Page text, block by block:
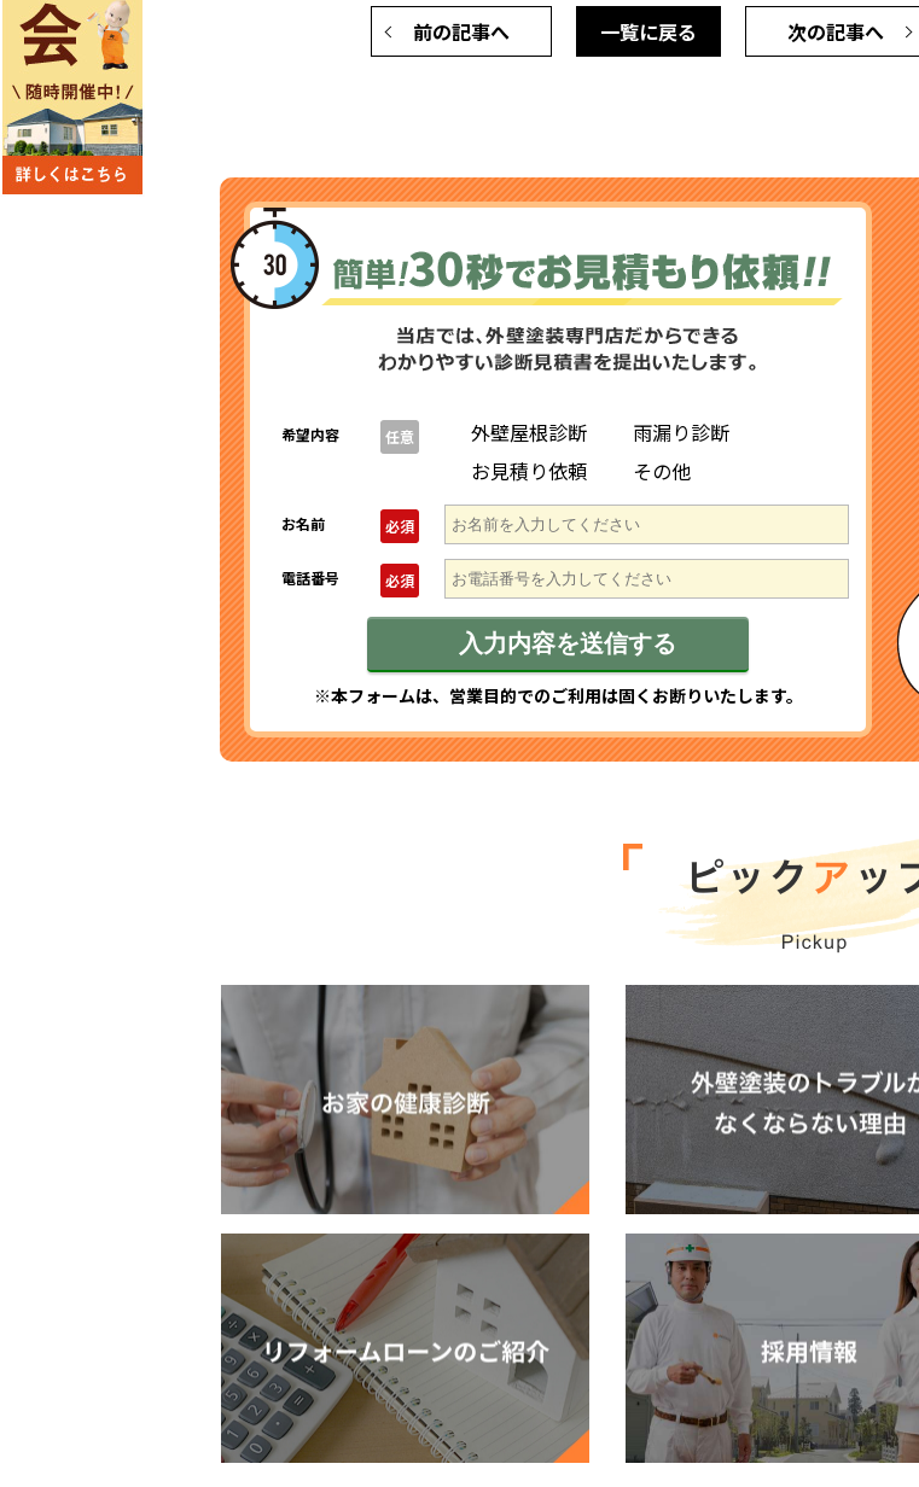
前の記事へ 次の記事へ
一覧に戻る
希望内容 任意 外壁屋根診断
雨漏り診断
お見積り依頼
その他
お名前 必須
電話番号 必須
※本フォームは、営業目的でのご利用は固くお断りいたします。